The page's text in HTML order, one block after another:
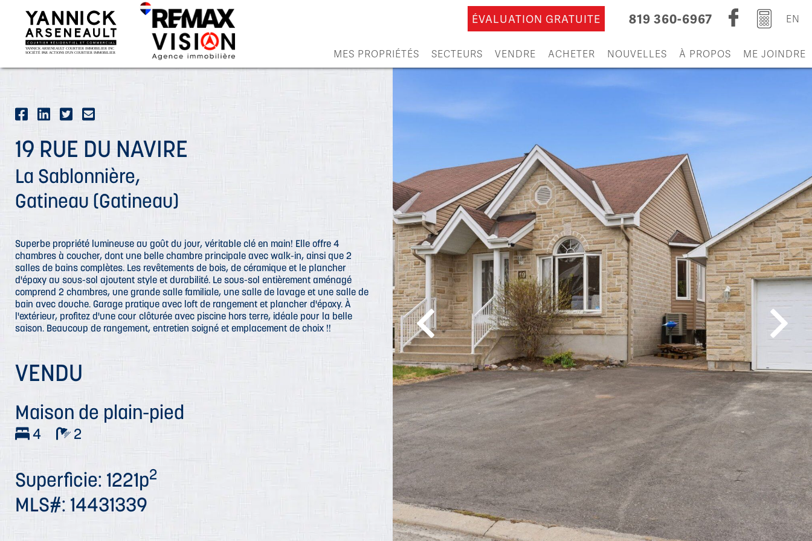
EN
819 360-6967
ÉVALUATION GRATUITE
MES PROPRIÉTÉS SECTEURS VENDRE ACHETER NOUVELLES À PROPOS ME JOINDRE
19 RUE DU NAVIRE
La Sablonnière,
Gatineau (Gatineau)
Superbe propriété lumineuse au goût du jour, véritable clé en main! Elle offre 4
chambres à coucher, dont une belle chambre principale avec walk-in, ainsi que 2
salles de bains complètes. Les revêtements de bois, de céramique et le plancher
d'époxy au sous-sol ajoutent style et durabilité. Le sous-sol entièrement aménagé
comprend 2 chambres, une grande salle familiale, une salle de lavage et une salle de
bain avec douche. Garage pratique avec loft de rangement et plancher d'époxy. À
l'extérieur, profitez d'une cour clôturée avec piscine hors terre, idéale pour la belle
saison. Beaucoup de rangement, entretien soigné et emplacement de choix !!
VENDU
Maison de plain-pied
4 2
Superficie: 1221p2
MLS#: 14431339